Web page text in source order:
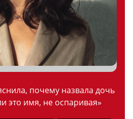
почему назвала дочь
это имя, не оспаривая»